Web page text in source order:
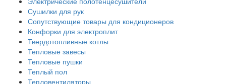
Сушилки для рук
Сопутствующие товары для кондиционеров
Конфорки для электроплит
Твердотопливные котлы
Тепловые завесы
Тепловые пушки
Теплый пол
Тепловентиляторы